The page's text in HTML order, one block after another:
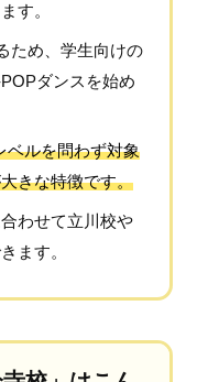
す。
ため、学生向けの
ダンスを始め
ベルを問わず対象
きな特徴です。
わせて立川校や
ます。